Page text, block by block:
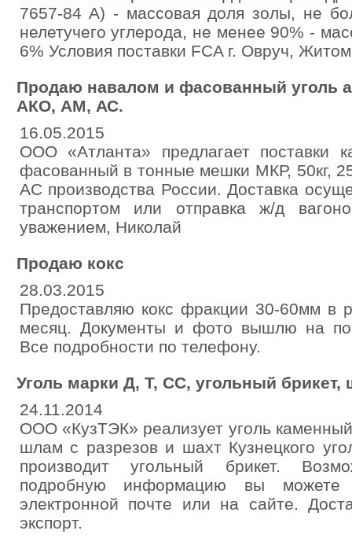
7657-84 А) - массовая доля золы, не
нелетучего углерода, не менее 90% -
6% Условия поставки FCA г. Овруч,
Продаю навалом и фасованный уголь
АКО, АМ, АС.
16.05.2015
ООО «Атланта» предлагает поставки
фасованный в тонные мешки МКР, 50кг,
АС производства России. Доставка
транспортом или отправка ж/д
уважением, Николай
Продаю кокс
28.03.2015
Предоставляю кокс фракции 30-60мм в
месяц. Документы и фото вышлю на
Все подробности по телефону.
Уголь марки Д, Т, СС, угольный брикет,
24.11.2014
ООО «КузТЭК» реализует уголь
шлам с разрезов и шахт Кузнецкого
производит угольный брикет.
подробную информацию вы можете
электронной почте или на сайте.
экспорт.